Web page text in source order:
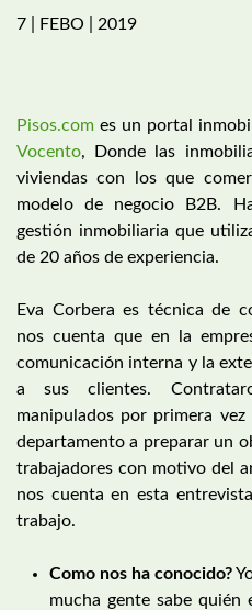
7 | FEBO | 2019
Pisos.com es un portal
Vocento, Donde las
viviendas con los que
modelo de negocio B2B.
gestión inmobiliaria que
de 20 años de experiencia.
Eva Corbera es técnica de
nos cuenta que en la
comunicación interna y la
a sus clientes.
manipulados por primera
departamento a preparar un
trabajadores con motivo del
nos cuenta en esta
trabajo.
Como nos ha conocido?
mucha gente sabe quién